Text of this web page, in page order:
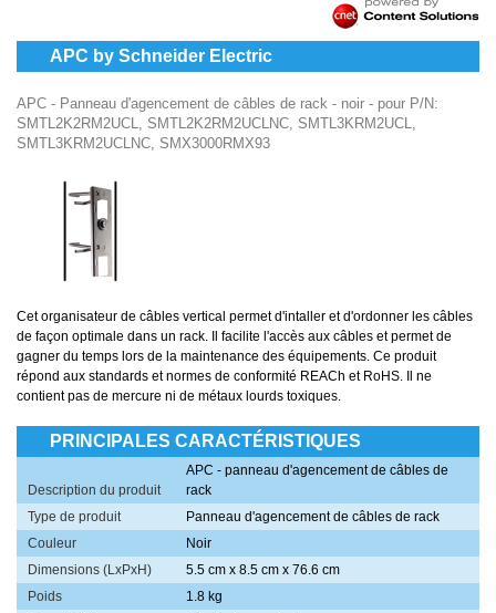
APC by Schneider Electric
APC - Panneau d'agencement de câbles de rack - noir - pour P/N:
SMTL2K2RM2UCL, SMTL2K2RM2UCLNC, SMTL3KRM2UCL,
SMTL3KRM2UCLNC, SMX3000RMX93
Cet organisateur de câbles vertical permet d'intaller et d'ordonner les câbles
de façon optimale dans un rack. Il facilite l'accès aux câbles et permet de
gagner du temps lors de la maintenance des équipements. Ce produit
répond aux standards et normes de conformité REACh et RoHS. Il ne
contient pas de mercure ni de métaux lourds toxiques.
PRINCIPALES CARACTÉRISTIQUES
Description du produit
APC - panneau d'agencement de câbles de
rack
Type de produit
Panneau d'agencement de câbles de rack
Couleur
Noir
Dimensions (LxPxH)
5.5 cm x 8.5 cm x 76.6 cm
Poids
1.8 kg